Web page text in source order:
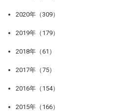
2020年（309）
2019年（179）
2018年（61）
2017年（75）
2016年（154）
2015年（166）